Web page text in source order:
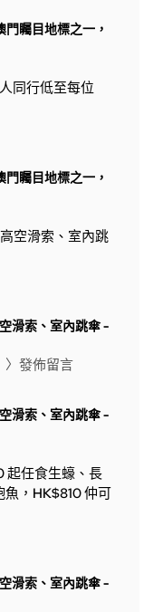
門矚目地標之一，
同行低至每位
門矚目地標之一，
空滑索、室內跳
滑索、室內跳傘 -
〉發佈留言
滑索、室內跳傘 -
起任食生蠔、長
，HK$810 仲可
滑索、室內跳傘 -